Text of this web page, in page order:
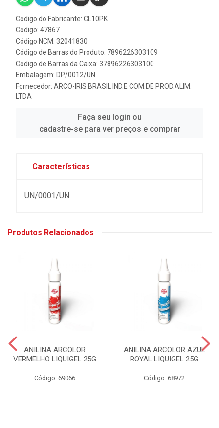
Código do Fabricante: CL10PK
Código: 47867
Código NCM: 32041830
Código de Barras do Produto: 7896226303109
Código de Barras da Caixa: 37896226303100
Embalagem: DP/0012/UN
Fornecedor: ARCO-IRIS BRASIL IND.E COM.DE PROD.ALIM.
LTDA
Faça seu login ou
cadastre-se para ver preços e comprar
Características
UN/0001/UN
Produtos Relacionados
ANILINA ARCOLOR
VERMELHO LIQUIGEL 25G
Código: 69066
ANILINA ARCOLOR AZUL
ROYAL LIQUIGEL 25G
Código: 68972